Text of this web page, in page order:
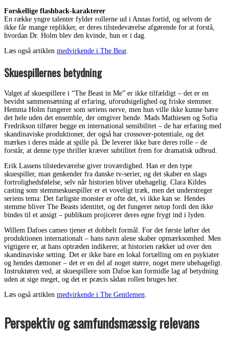
Forskellige flashback-karakterer
En række yngre talenter fylder rollerne ud i Annas fortid, og selvom de
ikke får mange replikker, er deres tilstedeværelse afgørende for at forstå,
hvordan Dr. Holm blev den kvinde, hun er i dag.
Læs også artiklen medvirkende i The Bear.
Skuespillernes betydning
Valget af skuespillere i “The Beast in Me” er ikke tilfældigt – det er en
bevidst sammensætning af erfaring, uforudsigelighed og friske stemmer.
Hemma Holm fungerer som seriens nerve, men hun ville ikke kunne bære
det hele uden det ensemble, der omgiver hende. Mads Mathiesen og Sofia
Fredrikson tilfører begge en international sensibilitet – de har erfaring med
skandinaviske produktioner, der også har crossover-potentiale, og det
mærkes i deres måde at spille på. De leverer ikke bare deres rolle – de
forstår, at denne type thriller kræver subtilitet frem for dramatisk udbrud.
Erik Lassens tilstedeværelse giver troværdighed. Han er den type
skuespiller, man genkender fra danske tv-serier, og det skaber en slags
fortrolighedsfølelse, selv når historien bliver ubehagelig. Clara Kildes
casting som stemmeskuespiller er et voveligt træk, men det understreger
seriens tema: Det farligste monster er ofte det, vi ikke kan se. Hendes
stemme bliver The Beasts identitet, og det fungerer netop fordi den ikke
bindes til et ansigt – publikum projicerer deres egne frygt ind i lyden.
Willem Dafoes cameo tjener et dobbelt formål. For det første løfter det
produktionen internationalt – hans navn alene skaber opmærksomhed. Men
vigtigere er, at hans optræden indikerer, at historien rækker ud over den
skandinaviske setting. Det er ikke bare en lokal fortælling om en psykiater
og hendes dæmoner – det er en del af noget større, noget mere ubehageligt.
Instruktøren ved, at skuespillere som Dafoe kan formidle lag af betydning
uden at sige meget, og det er præcis sådan rollen bruges her.
Læs også artiklen medvirkende i The Gentlemen.
Perspektiv og samfundsmæssig relevans